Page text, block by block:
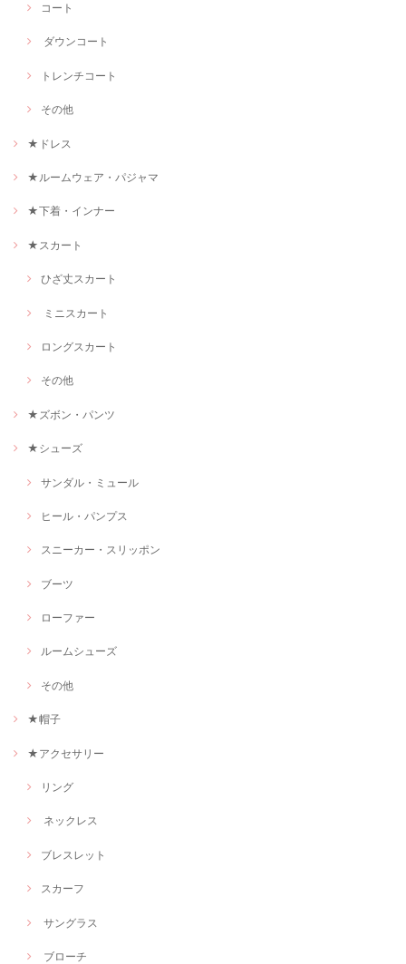
コート
ダウンコート
トレンチコート
その他
★ドレス
★ルームウェア・パジャマ
★下着・インナー
★スカート
ひざ丈スカート
ミニスカート
ロングスカート
その他
★ズボン・パンツ
★シューズ
サンダル・ミュール
ヒール・パンプス
スニーカー・スリッポン
ブーツ
ローファー
ルームシューズ
その他
★帽子
★アクセサリー
リング
ネックレス
ブレスレット
スカーフ
サングラス
ブローチ